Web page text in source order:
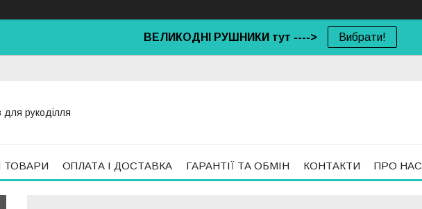
ВЕЛИКОДНІ РУШНИКИ тут ----> Вибрати!
для рукоділля
ТОВАРИ ОПЛАТА І ДОСТАВКА ГАРАНТІЇ ТА ОБМІН КОНТАКТИ ПРО НАС